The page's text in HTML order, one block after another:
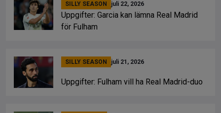
SILLY SEASON juli 22, 2026
Uppgifter: Garcia kan lämna Real Madrid
för Fulham
SILLY SEASON juli 21, 2026
Uppgifter: Fulham vill ha Real Madrid-duo